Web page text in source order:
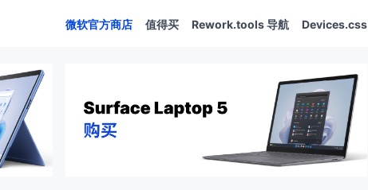
微软官方商店 值得买 Rework.tools 导航 Devices.css